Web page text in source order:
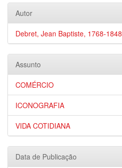
Autor
Debret, Jean Baptiste, 1768-1848
Assunto
COMÉRCIO
ICONOGRAFIA
VIDA COTIDIANA
Data de Publicação